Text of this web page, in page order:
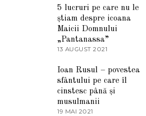
5
A
R
T
I
2
2
2
5 lucruri pe care nu le
știam despre icoana
Maicii Domnului
„Pantanassa”
13 AUGUST 2021
U
G
U
S
Ioan Rusul – povestea
sfântului pe care îl
cinstesc până și
musulmanii
19 MAI 2021